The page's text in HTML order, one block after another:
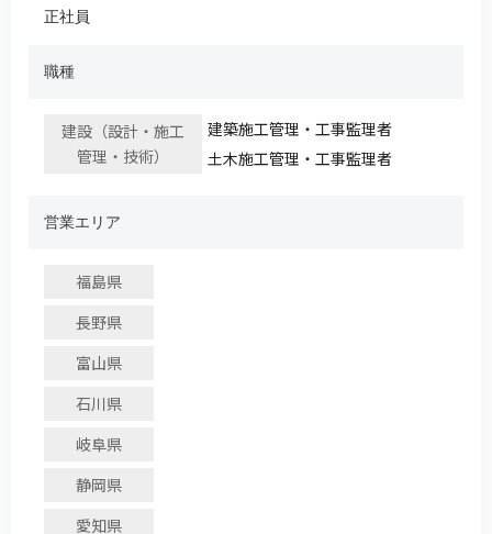
正社員
職種
建設（設計・施工
管理・技術）
建築施⼯管理・⼯事監理者
⼟⽊施⼯管理・⼯事監理者
営業エリア
福島県
長野県
富山県
石川県
岐阜県
静岡県
愛知県